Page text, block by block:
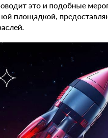
это и подобные
площадкой,